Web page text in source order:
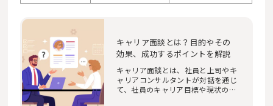
キャリア面談とは？目的やその
効果、成功するポイントを解説
キャリア面談とは、社員と上司やキ
ャリアコンサルタントが対話を通じ
て、社員のキャリア目標や現状の課